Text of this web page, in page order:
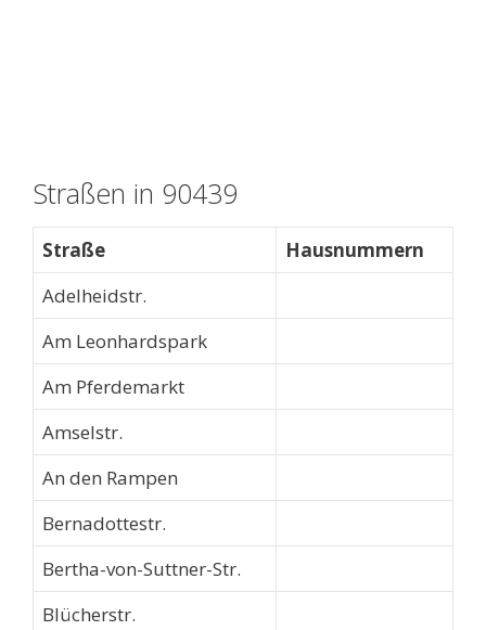
Straßen in 90439
Straße
Hausnummern
Adelheidstr.
Am Leonhardspark
Am Pferdemarkt
Amselstr.
An den Rampen
Bernadottestr.
Bertha-von-Suttner-Str.
Blücherstr.